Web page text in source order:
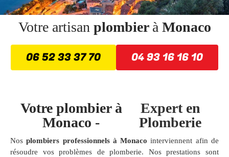
Votre artisan plombier à Monaco
06 52 33 37 70 04 93 16 16 10
Votre plombier à
Monaco -
Expert en
Plomberie
Nosplombiers professionnels à Monaco interviennent afin de
résoudre vos problèmes de plomberie. Nos prestations sont